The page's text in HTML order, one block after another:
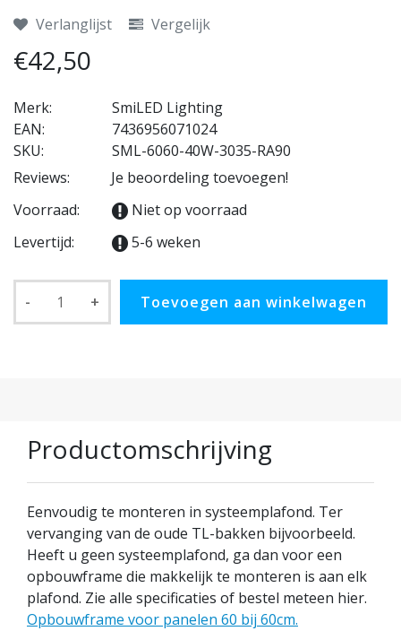
Verlanglijst
Vergelijk
€42,50
Merk:
SmiLED Lighting
EAN:
7436956071024
SKU:
SML-6060-40W-3035-RA90
Reviews:
Je beoordeling toevoegen!
Voorraad:
Niet op voorraad
Levertijd:
5-6 weken
- + Toevoegen aan winkelwagen
Productomschrijving
Eenvoudig te monteren in systeemplafond. Ter
vervanging van de oude TL-bakken bijvoorbeeld.
Heeft u geen systeemplafond, ga dan voor een
opbouwframe die makkelijk te monteren is aan elk
plafond. Zie alle specificaties of bestel meteen hier.
Opbouwframe voor panelen 60 bij 60cm.